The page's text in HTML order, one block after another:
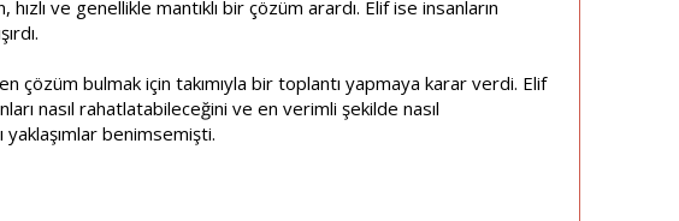
ve genellikle mantıklı bir çözüm arardı. Elif ise insanların
bulmak için takımıyla bir toplantı yapmaya karar verdi. Elif
nasıl rahatlatabileceğini ve en verimli şekilde nasıl
yaklaşımlar benimsemişti.